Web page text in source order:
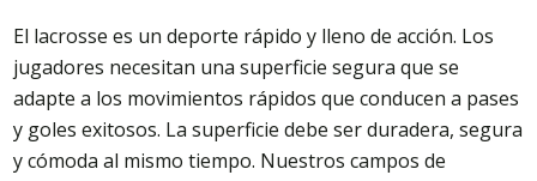
El lacrosse es un deporte rápido y lleno de acción. Los
jugadores necesitan una superficie segura que se
adapte a los movimientos rápidos que conducen a pases
y goles exitosos. La superficie debe ser duradera, segura
y cómoda al mismo tiempo. Nuestros campos de